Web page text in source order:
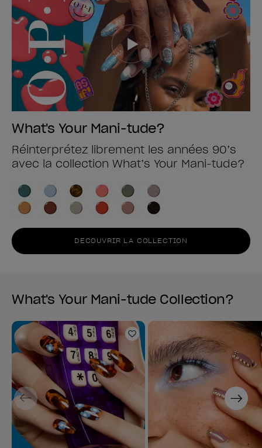
What's Your Mani-tude?
Réinterprétez librement les années 90’s
avec la collection What’s Your Mani-tude?
DECOUVRIR LA COLLECTION
What's Your Mani-tude Collection?
Ajouter aux favoris
Previous Next